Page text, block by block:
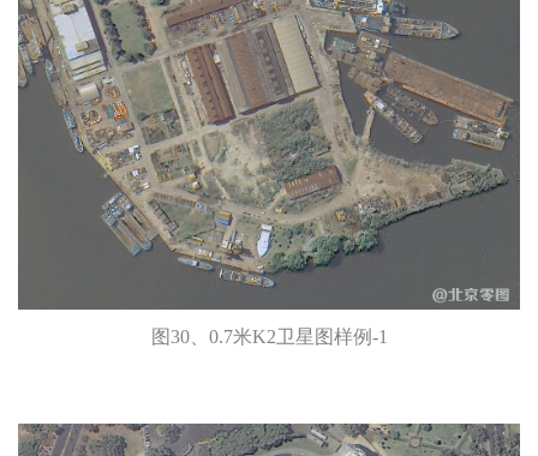
图30、0.7米K2卫星图样例-1